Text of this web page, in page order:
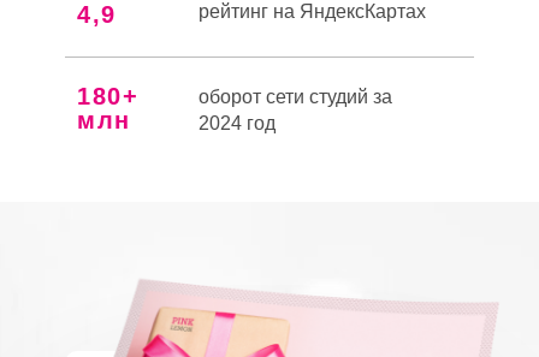
4,9 рейтинг на ЯндексКартах
180+
млн
оборот сети студий за
2024 год